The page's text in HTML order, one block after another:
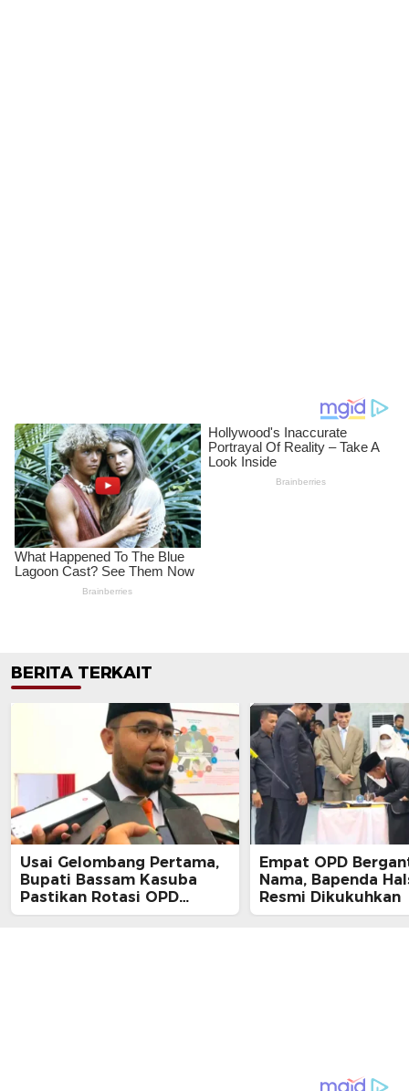
BERITA TERKAIT
Usai Gelombang Pertama,
Bupati Bassam Kasuba
Pastikan Rotasi OPD
Tahap Dua
Empat OPD
Nama, Bapenda
Resmi Dikukuhkan